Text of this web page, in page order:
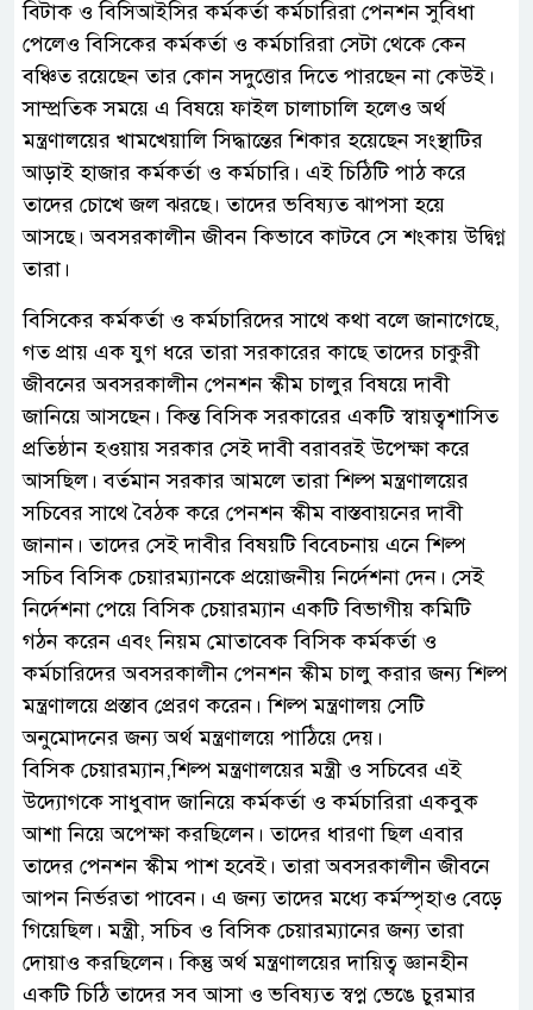
বিটাক ও বিসিআইসির কর্মকর্তা কর্মচারিরা পেনশন সুবিধা
পেলেও বিসিকের কর্মকর্তা ও কর্মচারিরা সেটা থেকে কেন
বঞ্চিত রয়েছেন তার কোন সদুত্তোর দিতে পারছেন না কেউই।
সাম্প্রতিক সময়ে এ বিষয়ে ফাইল চালাচালি হলেও অর্থ
মন্ত্রণালয়ের খামখেয়ালি সিদ্ধান্তের শিকার হয়েছেন সংস্থাটির
আড়াই হাজার কর্মকর্তা ও কর্মচারি। এই চিঠিটি পাঠ করে
তাদের চোখে জল ঝরছে। তাদের ভবিষ্যত ঝাপসা হয়ে
আসছে। অবসরকালীন জীবন কিভাবে কাটবে সে শংকায় উদ্বিগ্ন
তারা।
বিসিকের কর্মকর্তা ও কর্মচারিদের সাথে কথা বলে জানাগেছে,
গত প্রায় এক যুগ ধরে তারা সরকারের কাছে তাদের চাকুরী
জীবনের অবসরকালীন পেনশন স্কীম চালুর বিষয়ে দাবী
জানিয়ে আসছেন। কিন্ত বিসিক সরকারের একটি স্বায়ত্বশাসিত
প্রতিষ্ঠান হওয়ায় সরকার সেই দাবী বরাবরই উপেক্ষা করে
আসছিল। বর্তমান সরকার আমলে তারা শিল্প মন্ত্রণালয়ের
সচিবের সাথে বৈঠক করে পেনশন স্কীম বাস্তবায়নের দাবী
জানান। তাদের সেই দাবীর বিষয়টি বিবেচনায় এনে শিল্প
সচিব বিসিক চেয়ারম্যানকে প্রয়োজনীয় নির্দেশনা দেন। সেই
নির্দেশনা পেয়ে বিসিক চেয়ারম্যান একটি বিভাগীয় কমিটি
গঠন করেন এবং নিয়ম মোতাবেক বিসিক কর্মকর্তা ও
কর্মচারিদের অবসরকালীন পেনশন স্কীম চালু করার জন্য শিল্প
মন্ত্রণালয়ে প্রস্তাব প্রেরণ করেন। শিল্প মন্ত্রণালয় সেটি
অনুমোদনের জন্য অর্থ মন্ত্রণালয়ে পাঠিয়ে দেয়।
বিসিক চেয়ারম্যান,শিল্প মন্ত্রণালয়ের মন্ত্রী ও সচিবের এই
উদ্যোগকে সাধুবাদ জানিয়ে কর্মকর্তা ও কর্মচারিরা একবুক
আশা নিয়ে অপেক্ষা করছিলেন। তাদের ধারণা ছিল এবার
তাদের পেনশন স্কীম পাশ হবেই। তারা অবসরকালীন জীবনে
আপন নির্ভরতা পাবেন। এ জন্য তাদের মধ্যে কর্মস্পৃহাও বেড়ে
গিয়েছিল। মন্ত্রী, সচিব ও বিসিক চেয়ারম্যানের জন্য তারা
দোয়াও করছিলেন। কিন্তু অর্থ মন্ত্রণালয়ের দায়িত্ব জ্ঞানহীন
একটি চিঠি তাদের সব আসা ও ভবিষ্যত স্বপ্ন ভেঙে চুরমার